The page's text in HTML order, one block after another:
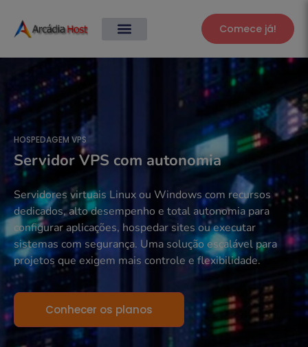
Comece já!
HOSPEDAGEM VPS
Servidor VPS com autonomia
Servidores virtuais Linux ou Windows com recursos
dedicados, alto desempenho e total autonomia para
configurar aplicações, hospedar sites ou executar
sistemas com segurança. Uma solução escalável para
projetos que exigem mais controle e flexibilidade.
Conhecer os planos